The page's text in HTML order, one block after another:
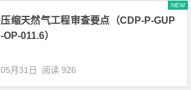
压缩天然气工程审查要点（CDP-P-GUP
-OP-011.6）
NEW
05月31日 阅读 926